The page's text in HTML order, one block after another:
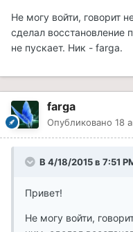
Не могу войти, говорит
сделал
не пускает. Ник - farga.
farga
Опубликовано 18
В 4/18/2015 в 7:51
Привет!
Не могу войти,